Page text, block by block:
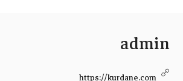
admin
https://kurdane.com